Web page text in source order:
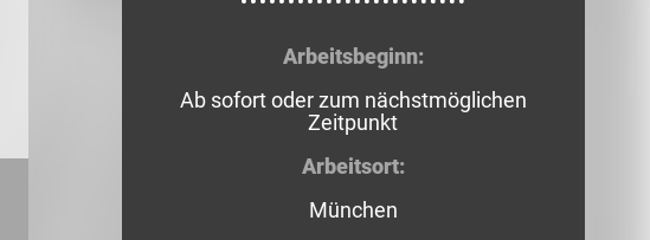
Arbeitsbeginn:
Ab sofort oder zum nächstmöglichen
Zeitpunkt
Arbeitsort:
München